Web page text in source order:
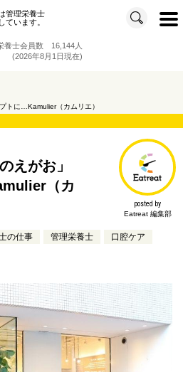
管理栄養士
ています。
t
o
i
士会員数 16,144人
(2026年8月1日現在)
トに…Kamulier（カムリエ）
えがお」
（カ
posted by
Eatreat 編集部
の仕事 管理栄養士 口腔ケア